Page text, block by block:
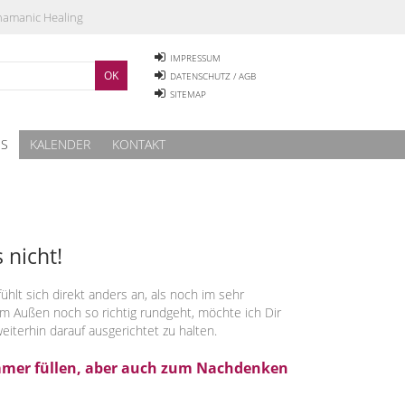
Healing
IMPRESSUM
DATENSCHUTZ / AGB
SITEMAP
KALENDER KONTAKT
nicht!
sich direkt anders an, als noch im sehr
Außen noch so richtig rundgeht, möchte ich Dir
darauf ausgerichtet zu halten.
füllen, aber auch zum Nachdenken